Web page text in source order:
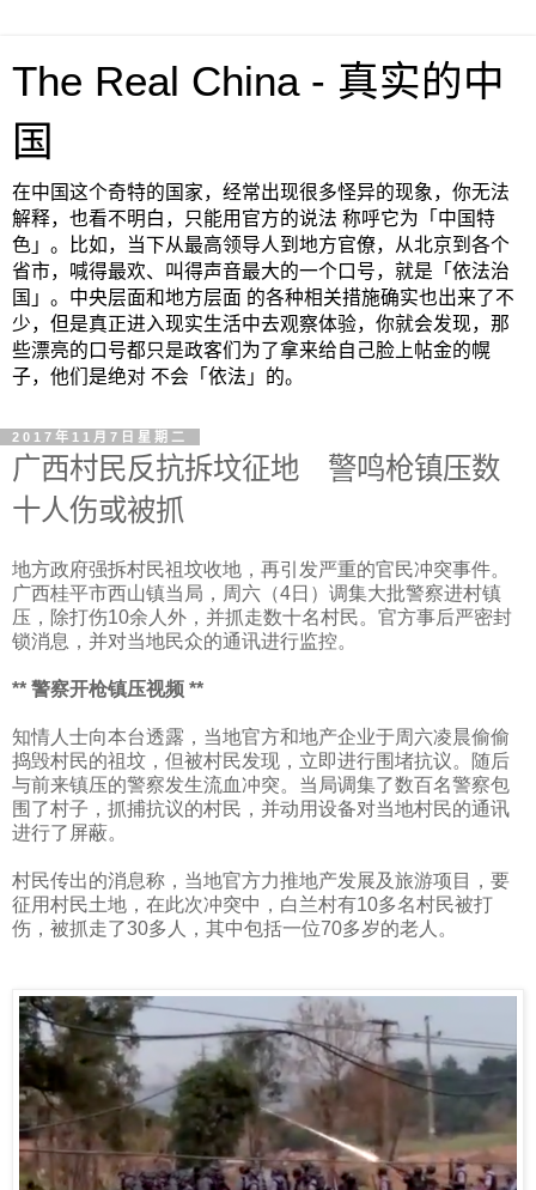
The Real China - 真实的中
国
在中国这个奇特的国家，经常出现很多怪异的现象，你无法
解释，也看不明白，只能用官方的说法 称呼它为「中国特
色」。比如，当下从最高领导人到地方官僚，从北京到各个
省市，喊得最欢、叫得声音最大的一个口号，就是「依法治
国」。中央层面和地方层面 的各种相关措施确实也出来了不
少，但是真正进入现实生活中去观察体验，你就会发现，那
些漂亮的口号都只是政客们为了拿来给自己脸上帖金的幌
子，他们是绝对 不会「依法」的。
2017年11月7日星期二
广西村民反抗拆坟征地 警鸣枪镇压数
十人伤或被抓
地方政府强拆村民祖坟收地，再引发严重的官民冲突事件。
广西桂平市西山镇当局，周六（4日）调集大批警察进村镇
压，除打伤10余人外，并抓走数十名村民。官方事后严密封
锁消息，并对当地民众的通讯进行监控。
** 警察开枪镇压视频 **
知情人士向本台透露，当地官方和地产企业于周六凌晨偷偷
捣毁村民的祖坟，但被村民发现，立即进行围堵抗议。随后
与前来镇压的警察发生流血冲突。当局调集了数百名警察包
围了村子，抓捕抗议的村民，并动用设备对当地村民的通讯
进行了屏蔽。
村民传出的消息称，当地官方力推地产发展及旅游项目，要
征用村民土地，在此次冲突中，白兰村有10多名村民被打
伤，被抓走了30多人，其中包括一位70多岁的老人。